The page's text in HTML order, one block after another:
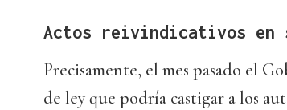
Actos reivindicativos en
Precisamente, el mes pasado el
de ley que podría castigar a los